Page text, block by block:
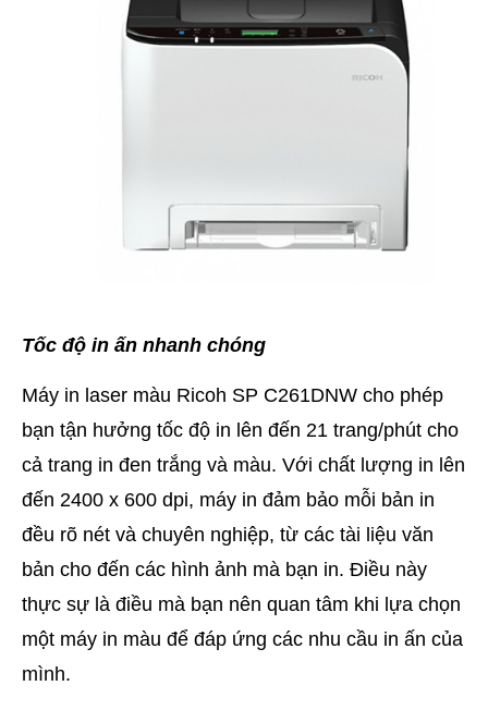
Tốc độ in ấn nhanh chóng
Máy in laser màu Ricoh SP C261DNW cho phép
bạn tận hưởng tốc độ in lên đến 21 trang/phút cho
cả trang in đen trắng và màu. Với chất lượng in lên
đến 2400 x 600 dpi, máy in đảm bảo mỗi bản in
đều rõ nét và chuyên nghiệp, từ các tài liệu văn
bản cho đến các hình ảnh mà bạn in. Điều này
thực sự là điều mà bạn nên quan tâm khi lựa chọn
một máy in màu để đáp ứng các nhu cầu in ấn của
mình.